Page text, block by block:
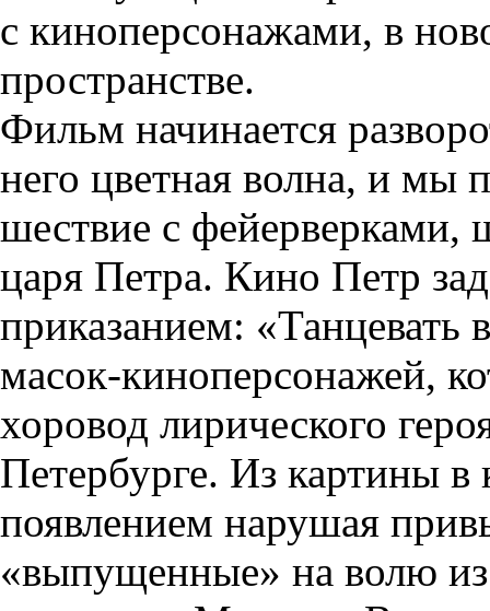
с киноперсонажами, в
пространстве.
Фильм начинается
него цветная волна, и мы
шествие с
царя Петра. Кино Петр
приказанием: «Танцевать
масок-киноперсонажей,
хоровод лирического
Петербурге. Из картины в
появлением нарушая
«выпущенные» на волю